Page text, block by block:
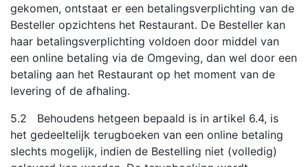
gekomen, ontstaat er een betalingsverplichting van de
Besteller opzichtens het Restaurant. De Besteller kan
haar betalingsverplichting voldoen door middel van
een online betaling via de Omgeving, dan wel door een
betaling aan het Restaurant op het moment van de
levering of de afhaling.
5.2 Behoudens hetgeen bepaald is in artikel 6.4, is
het gedeeltelijk terugboeken van een online betaling
slechts mogelijk, indien de Bestelling niet (volledig)